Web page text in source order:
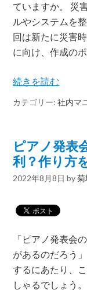
ていますか。 災
ルやシステムを
回は新たに災害
に向け、作成の
続きを読む
カテゴリー:社内マ
ピアノ発表
利？作り方
2022年8月8日 by菊
「ピアノ発表会
があるのだろう
するにあたり、
しゃるでしょう